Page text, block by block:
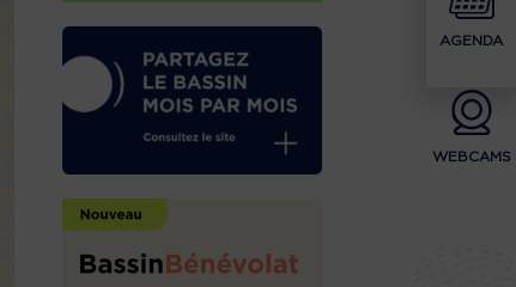
AGENDA
WEBCAMS